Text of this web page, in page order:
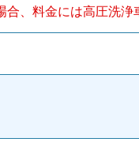
合、料金には高圧洗浄